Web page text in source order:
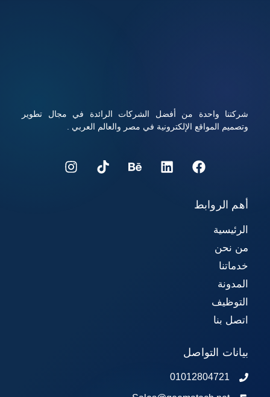
شركتنا واحدة من أفضل الشركات الرائدة في مجال تطوير
وتصميم المواقع الإلكترونية في مصر والعالم العربي .
أهم الروابط
الرئيسية
من نحن
خدماتنا
المدونة
التوظيف
اتصل بنا
بيانات التواصل
01012804721